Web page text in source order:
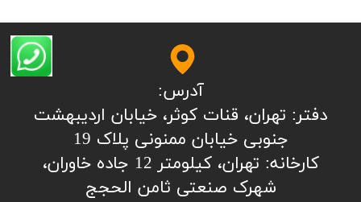
آدرس:
​​​​​​​​دفتر: تهران، قنات کوثر، خیابان اردیبهشت
جنوبی خیابان ممنونی پلاک 19
کارخانه: تهران، کیلومتر 12 جاده خاوران،
شهرک صنعتی ثامن الحجج